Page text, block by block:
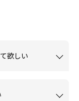
欲しい